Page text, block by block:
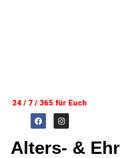
24 / 7 / 365 für Euch
Alters- &